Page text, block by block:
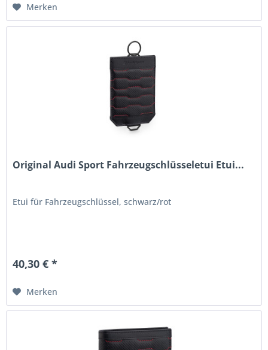
Merken
Original Audi Sport Fahrzeugschlüsseletui Etui...
Etui für Fahrzeugschlüssel, schwarz/rot
40,30 € *
Merken